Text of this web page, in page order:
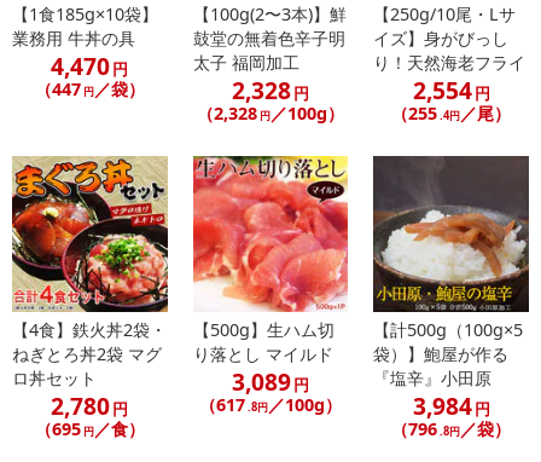
・賞味期限：パッケージに記載。目安として出荷日より1か月
【1食185g×10袋】
業務用 牛丼の具
4,470円
（447 円／袋）
【100g(2〜3本)】鮮
鼓堂の無着色辛子明
太子 福岡加工
2,328円
（2,328 円／100g）
【250g/10尾・Lサ
イズ】身がびっし
り！天然海老フライ
2,554円
（255.4円／尾）
【4食】鉄火丼2袋・
ねぎとろ丼2袋 マグ
ロ丼セット
2,780円
（695 円／食）
【500g】生ハム切
り落とし マイルド
3,089円
（617 .8円／100g）
【計500g（100g×5
袋）】鮑屋が作る
『塩辛』小田原
3,984円
（796 .8円 ／袋）